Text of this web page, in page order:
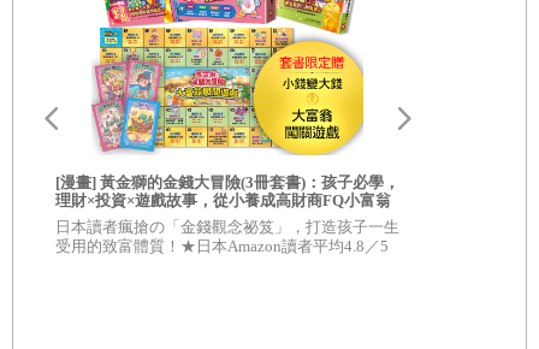
[漫畫] 黃金獅的金錢大冒險(3冊套書)：孩子必學，
理財×投資×遊戲故事，從小養成高財商FQ小富翁
【套書限定贈「小錢變大錢」大富翁闖關遊戲】附
★角色對戰牌卡12張
日本讀者瘋搶の「金錢觀念祕笈」，打造孩子一生
受用的致富體質！★日本Amazon讀者平均4.8／5